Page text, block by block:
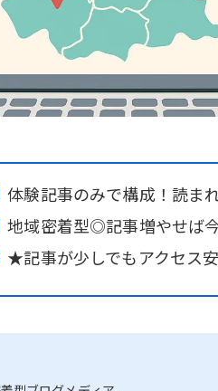
体験記事のみで構成！読ま
地域密着型◎記事増やせば
★記事が少しでもアクセス